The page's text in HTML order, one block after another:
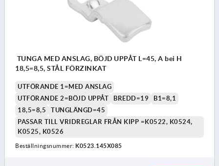
TUNGA MED ANSLAG, BÖJD UPPÅT L=45, A bei H
18,5=8,5, STÅL FÖRZINKAT
UTFÖRANDE 1=MED ANSLAG
UTFÖRANDE 2=BÖJD UPPÅT
BREDD=19
B1=8,1
18,5=8,5
TUNGLÄNGD=45
PASSAR TILL VRIDREGLAR FRÅN KIPP =K0522, K0524,
K0525, K0526
Beställningsnummer: K0523.145X085